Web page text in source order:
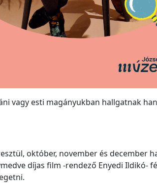
vagy esti magányukban hallgatnak
október, november és december
díjas film -rendező Enyedi Ildikó-